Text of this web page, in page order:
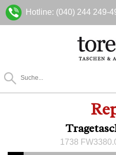
Hotline: (040) 244 249-
1738